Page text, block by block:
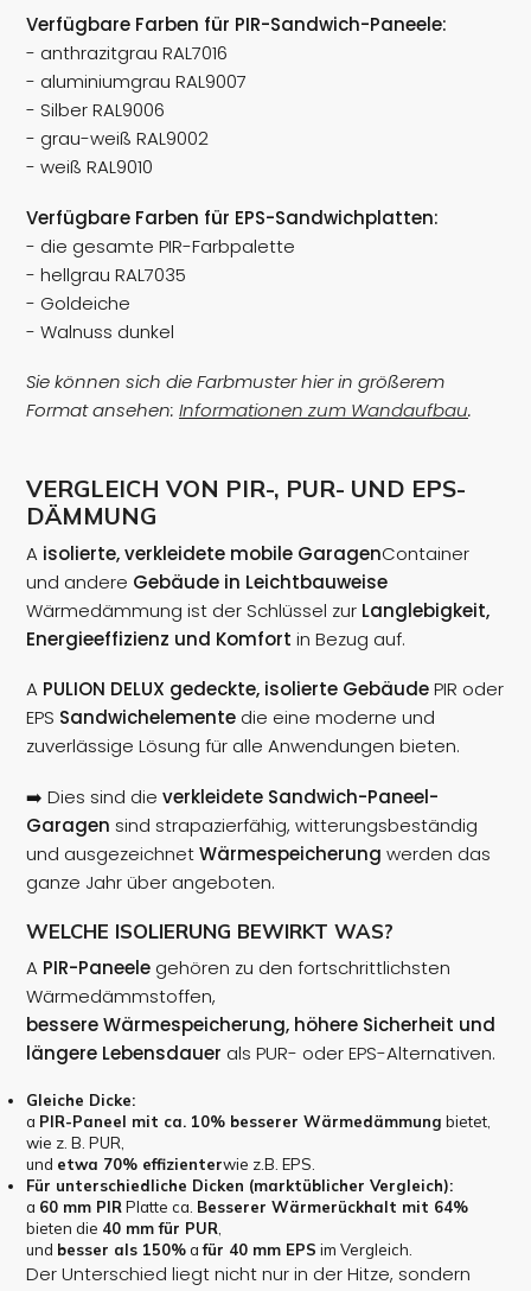
Verfügbare Farben für PIR-Sandwich-Paneele:
- anthrazitgrau RAL7016
- aluminiumgrau RAL9007
- Silber RAL9006
- grau-weiß RAL9002
- weiß RAL9010
Verfügbare Farben für EPS-Sandwichplatten:
- die gesamte PIR-Farbpalette
- hellgrau RAL7035
- Goldeiche
- Walnuss dunkel
Sie können sich die Farbmuster hier in größerem
Format ansehen: Informationen zum Wandaufbau.
VERGLEICH VON PIR-, PUR- UND EPS-
DÄMMUNG
A isolierte, verkleidete mobile GaragenContainer
und andere Gebäude in Leichtbauweise
Wärmedämmung ist der Schlüssel zur Langlebigkeit,
Energieeffizienz und Komfort in Bezug auf.
A PULION DELUX gedeckte, isolierte GebäudePIR oder
EPS Sandwichelemente die eine moderne und
zuverlässige Lösung für alle Anwendungen bieten.
➡️ Dies sind die verkleidete Sandwich-Paneel-
Garagen sind strapazierfähig, witterungsbeständig
und ausgezeichnetWärmespeicherung werden das
ganze Jahr über angeboten.
WELCHE ISOLIERUNG BEWIRKT WAS?
A PIR-Paneele gehören zu den fortschrittlichsten
Wärmedämmstoffen,
bessere Wärmespeicherung, höhere Sicherheit und
längere Lebensdauer als PUR- oder EPS-Alternativen.
Gleiche Dicke:
a PIR-Paneel mit ca. 10% besserer Wärmedämmung bietet,
wie z. B. PUR,
und etwa 70% effizienterwie z.B. EPS.
Für unterschiedliche Dicken (marktüblicher Vergleich):
a 60 mm PIRPlatte ca. Besserer Wärmerückhalt mit 64%
bieten die 40 mm für PUR,
und besser als 150%afür 40 mm EPS im Vergleich.
Der Unterschied liegt nicht nur in der Hitze, sondern